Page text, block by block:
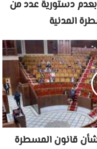
دستورية عدد من
المدنية
قانون المسطرة